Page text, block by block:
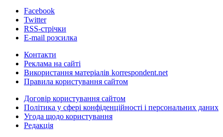
Facebook
Twitter
RSS-стрічки
E-mail розсилка
Контакти
Реклама на сайті
Використання матеріалів korrespondent.net
Правила користування сайтом
Договір користування сайтом
Політика у сфері конфіденційності і персональних даних
Угода щодо користування
Редакція